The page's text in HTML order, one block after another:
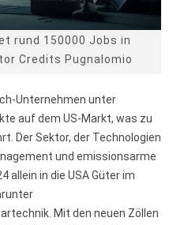
rund 150000 Jobs in
Credits Pugnalomio
Unternehmen unter
auf dem US-Markt, was zu
Der Sektor, der Technologien
und emissionsarme
allein in die USA Güter im
Mit den neuen Zöllen